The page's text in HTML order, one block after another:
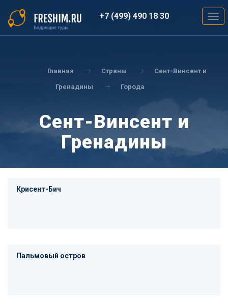
основному
содержанию
+7 (499) 490 18 30
Главная Страны Сент-Винсент и
Гренадины Города
Сент-Винсент и
Гренадины
Крисент-Бич
Пальмовый остров